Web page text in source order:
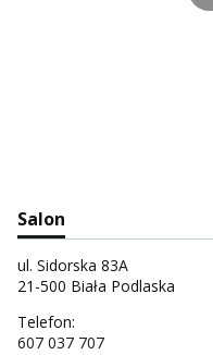
Salon
ul. Sidorska 83A
21-500 Biała Podlaska
Telefon:
607 037 707